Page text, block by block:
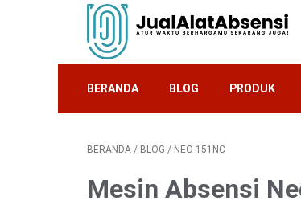
BERANDA BLOG PRODUK
BERANDA / BLOG / NEO-151NC
Mesin Absensi